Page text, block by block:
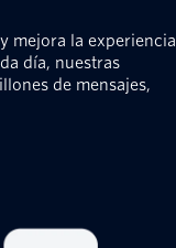
mejora la experiencia
día, nuestras
de mensajes,